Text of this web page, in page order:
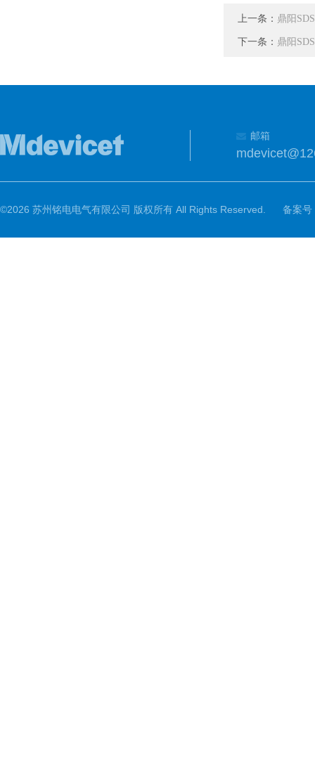
上一条： 鼎阳
下一条： 鼎阳
邮箱
©2026 苏州铭电电气有限公司 版权所有 All Rights Reserved. 备案号